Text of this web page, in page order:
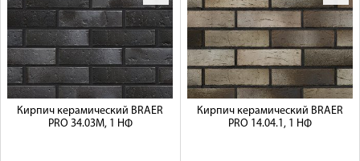
Кирпич керамический BRAER
PRO 34.03М, 1 НФ
Кирпич керамический BRAER
PRO 14.04.1, 1 НФ